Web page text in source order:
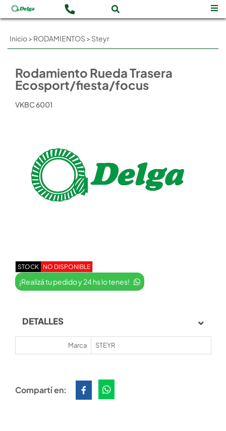
Inicio> RODAMIENTOS > Steyr
Rodamiento Rueda Trasera
Ecosport/fiesta/focus
VKBC 6001
STOCK NO DISPONIBLE
¡Realizá tu pedido y 24 hs lo tenes!
DETALLES
Marca STEYR
Compartí en: